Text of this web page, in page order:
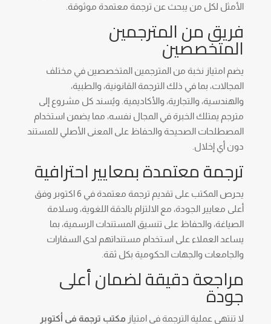
الأمثل لكل من يبحث عن ترجمة معتمدة موثوقة.
فريق من المترجمين
المتخصصين
يضم امتياز نخبة من المترجمين المتخصصين في مختلف
المجالات، بما في ذلك الترجمة القانونية، والطبية،
والهندسية، والتجارية، والأكاديمية. ويُسند كل مشروع إلى
مترجم يمتلك الخبرة في المجال نفسه، مما يضمن استخدام
المصطلحات الصحيحة والحفاظ على المعنى الأصلي للمستند
دون أي إخلال.
ترجمة معتمدة بمعايير احترافية
يحرص المكتب على تقديم ترجمة معتمدة في 6 اكتوبر وفق
أعلى معايير الجودة، مع الالتزام بالدقة اللغوية، وسلامة
الصياغة، والحفاظ على تنسيق المستندات الرسمية، بما
يساعد العملاء على استخدام مستنداتهم لدى السفارات
والجامعات والجهات الحكومية بكل ثقة.
مراجعة دقيقة لضمان أعلى
جودة
لا تنتهي عملية الترجمة فى امتياز مكتب ترجمة في أكتوبر